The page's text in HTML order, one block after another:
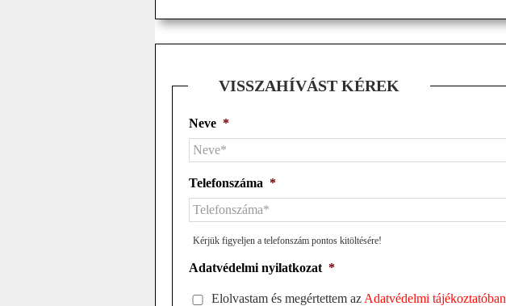
VISSZAHÍVÁST KÉREK
Neve *
Telefonszáma *
Kérjük figyeljen a telefonszám pontos kitöltésére!
Adatvédelmi nyilatkozat *
Elolvastam és megértettem az Adatvédelmi tájékoztatóban